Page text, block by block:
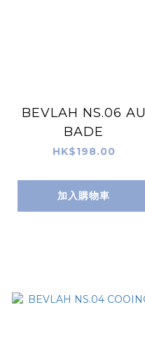
BEVLAH NS.06 AU
BADE
HK$198.00
加入購物車